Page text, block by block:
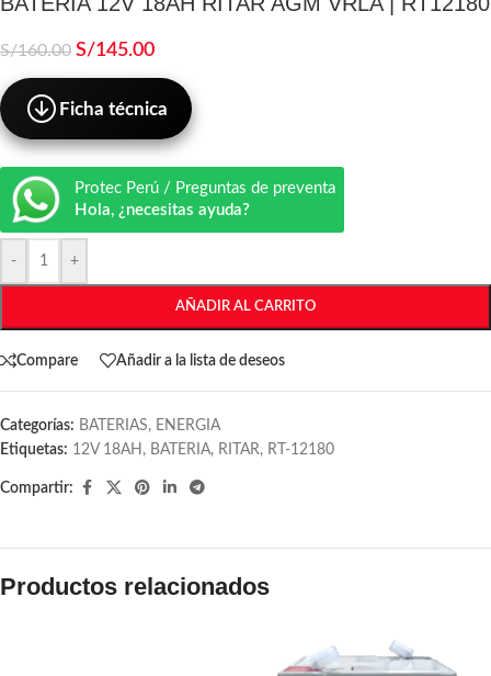
S/160.00 S/145.00
Ficha técnica
Protec Perú / Preguntas de preventa
Hola, ¿necesitas ayuda?
- +
AÑADIR AL CARRITO
Compare Añadir a la lista de deseos
Categorías: BATERIAS, ENERGIA
Etiquetas: 12V 18AH , BATERIA, RITAR, RT-12180
Compartir:
Productos relacionados